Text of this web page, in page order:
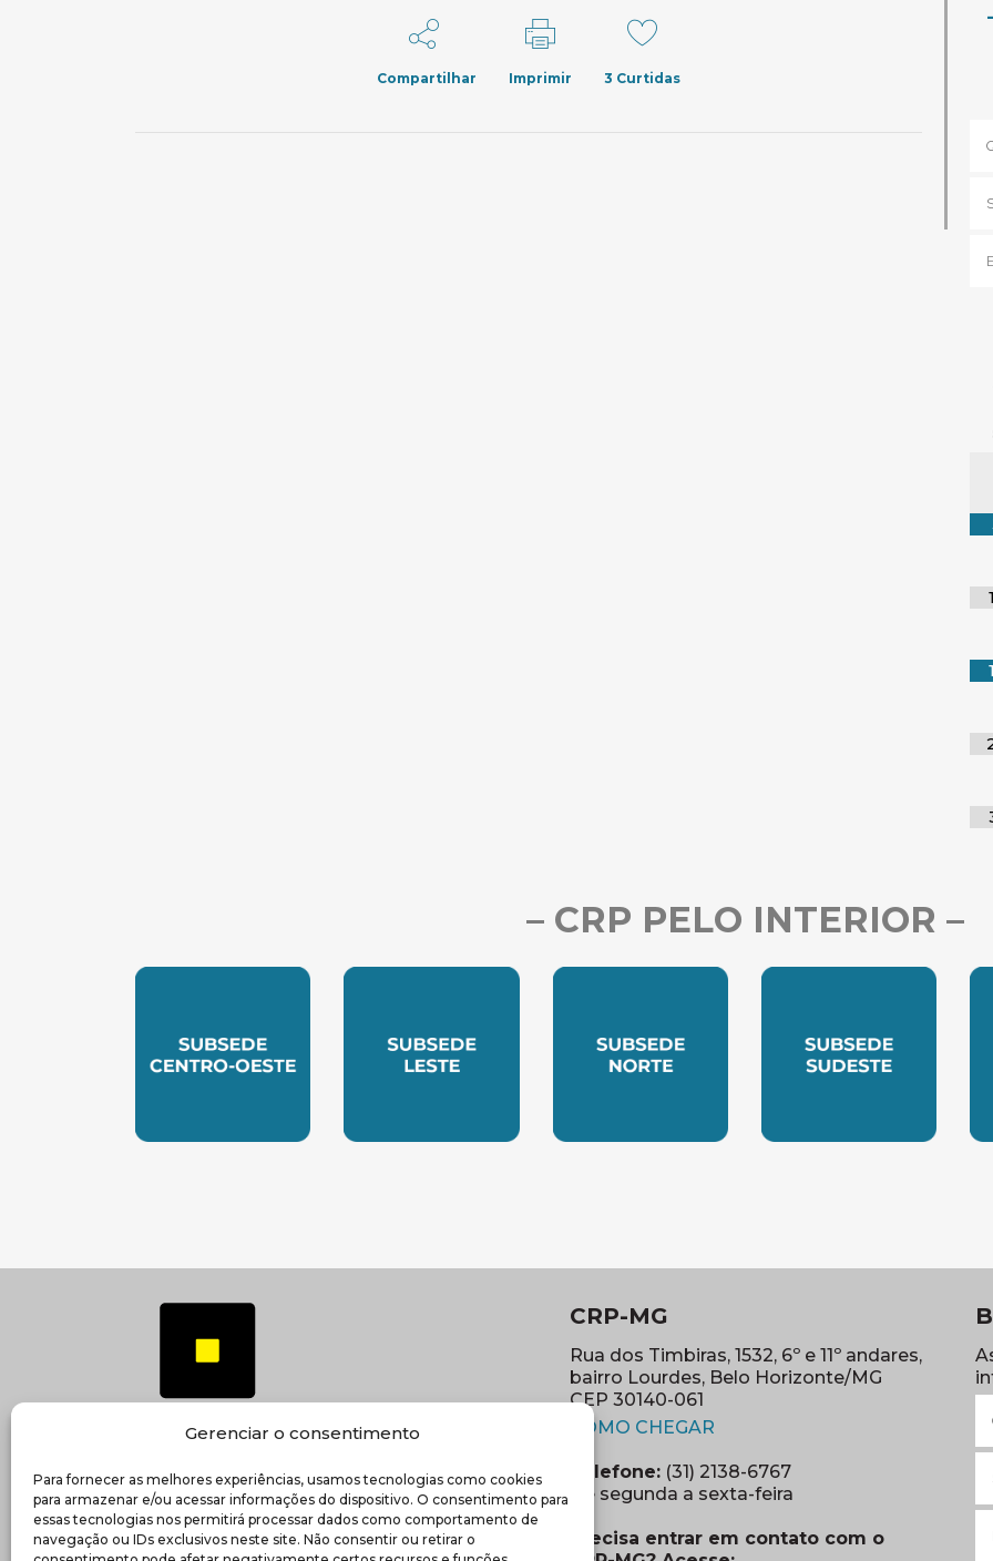
Gerenciar o consentimento
Para fornecer as melhores experiências, usamos tecnologias como cookies
para armazenar e/ou acessar informações do dispositivo. O consentimento para
essas tecnologias nos permitirá processar dados como comportamento de
navegação ou IDs exclusivos neste site. Não consentir ou retirar o
Compartilhar Imprimir 3 Curtidas
– CRP PELO INTERIOR –
Transparência e prestação de contas(abre em nova janela)
CRP-MG
Rua dos Timbiras, 1532, 6º e 11º andares,
bairro Lourdes, Belo Horizonte/MG
CEP 30140-061
COMO CHEGAR(abre em nova janela)
Telefone:(31) 2138-6767
De segunda a sexta-feira
Precisa entrar em contato com o